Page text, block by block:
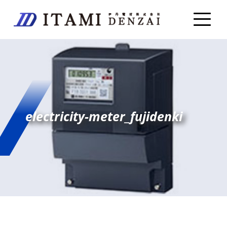
electricity-meter_fujidenki